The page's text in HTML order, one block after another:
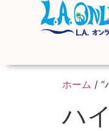
ホーム / “
ハ